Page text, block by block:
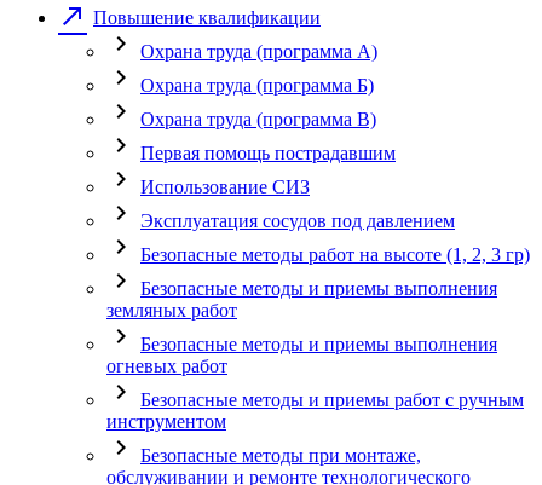
call_made Повышение квалификации
chevron_right Охрана труда (программа А)
chevron_right Охрана труда (программа Б)
chevron_right Охрана труда (программа В)
chevron_right Первая помощь пострадавшим
chevron_right Использование СИЗ
chevron_right Эксплуатация сосудов под давлением
chevron_right Безопасные методы работ на высоте (1, 2, 3 гр)
chevron_right
Безопасные методы и приемы выполнения
земляных работ
chevron_right
Безопасные методы и приемы выполнения
огневых работ
chevron_right
Безопасные методы и приемы работ с ручным
инструментом
chevron_right
Безопасные методы при монтаже,
обслуживании и ремонте технологического